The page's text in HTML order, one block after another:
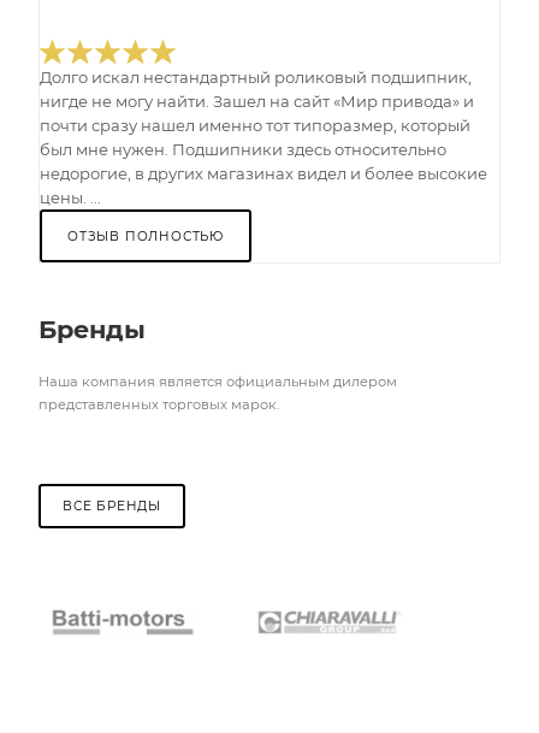
Долго искал нестандартный роликовый подшипник,
нигде не могу найти. Зашел на сайт «Мир привода» и
почти сразу нашел именно тот типоразмер, который
был мне нужен. Подшипники здесь относительно
недорогие, в других магазинах видел и более высокие
цены. ...
ОТЗЫВ ПОЛНОСТЬЮ
Бренды
Наша компания является официальным дилером
представленных торговых марок.
ВСЕ БРЕНДЫ